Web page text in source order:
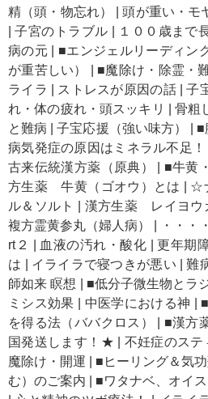
精（頭・物忘れ）
|頭が重い・モ
|子宮のトラブル １００歳まで
病の元
■エンジェルリーディン
が重苦しい）
■魔除け・除霊・
ライラ
ストレスが原因の話|子
れ・体の疲れ・頭スッキリ
|骨粗
と難病 |子宝応援（強い味方） ■
病気発症の原因はミネラル不足！
古来伝統漢方薬（原典）
■牛黄
方生薬 牛黄（ゴオウ）とは
☆
ル＆ソルト
漢方生薬 レイヨウ
複方霊黄参丸（婦人病）
・・・
rt２
血液の汚れ・酸化 |更年期
は
イライラで寝つきが悪い |難
師如来 瞑想
■低分子微生物とラ
ミシス効果
中医学における神
を得る法（ババクロス）
■漢方
国発送します！★
不妊症のステ
魔除け・開運
■ヒーリング＆気
む）のご案内
■ワタナベ、オイ